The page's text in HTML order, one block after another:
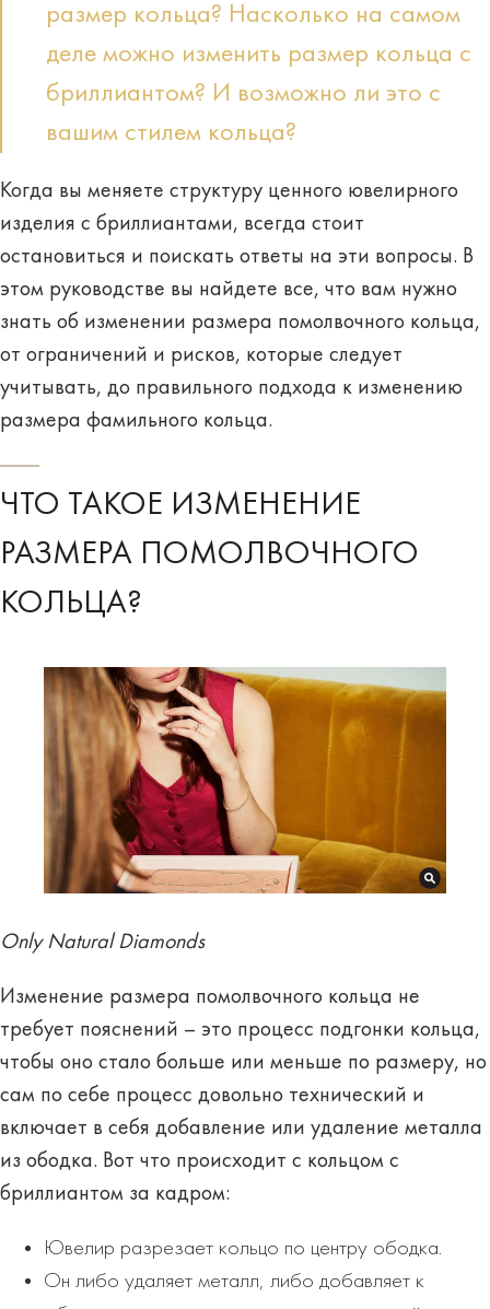
размер кольца? Насколько на самом
деле можно изменить размер кольца с
бриллиантом? И возможно ли это с
вашим стилем кольца?
Когда вы меняете структуру ценного ювелирного
изделия с бриллиантами, всегда стоит
остановиться и поискать ответы на эти вопросы. В
этом руководстве вы найдете все, что вам нужно
знать об изменении размера помолвочного кольца,
от ограничений и рисков, которые следует
учитывать, до правильного подхода к изменению
размера фамильного кольца.
ЧТО ТАКОЕ ИЗМЕНЕНИЕ
РАЗМЕРА ПОМОЛВОЧНОГО
КОЛЬЦА?
Only Natural Diamonds
Изменение размера помолвочного кольца не
требует пояснений – это процесс подгонки кольца,
чтобы оно стало больше или меньше по размеру, но
сам по себе процесс довольно технический и
включает в себя добавление или удаление металла
из ободка. Вот что происходит с кольцом с
бриллиантом за кадром:
Ювелир разрезает кольцо по центру ободка.
Он либо удаляет металл, либо добавляет к